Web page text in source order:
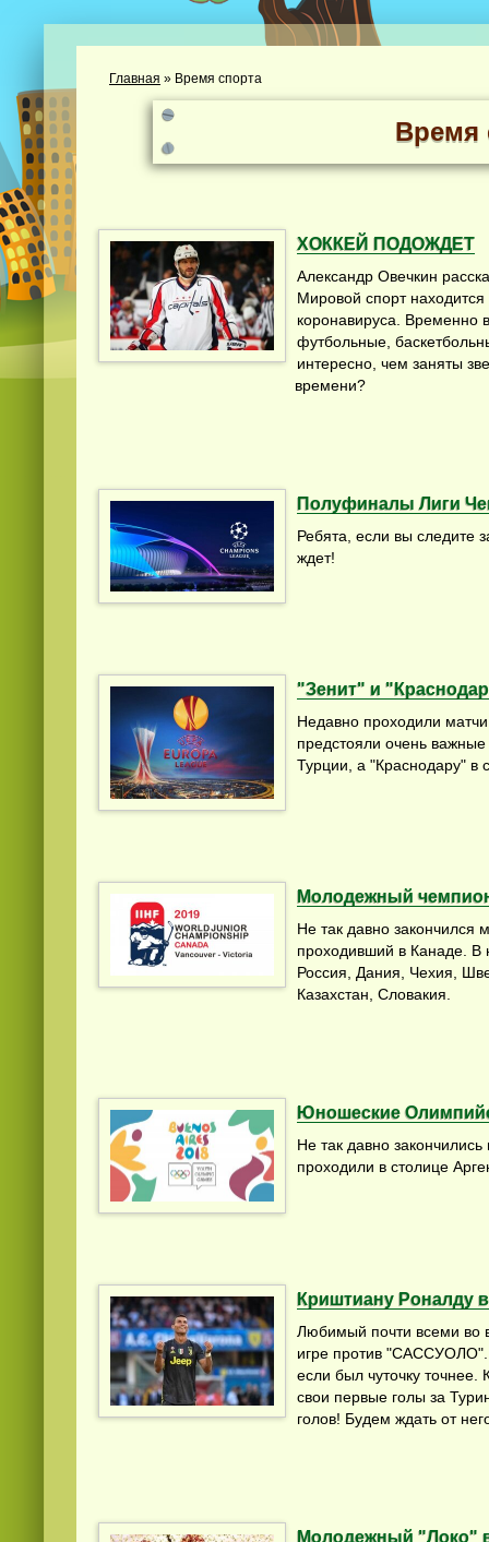
Главная » Время спорта
Время
ХОККЕЙ ПОДОЖДЕТ
Александр Овечкин
Мировой спорт
коронавируса. Временно
футбольные,
интересно, чем заняты
времени?
Полуфиналы Лиги
Ребята, если вы следите
ждет!
"Зенит" и
Недавно проходили
предстояли очень
Турции, а "Краснодару" в
Молодежный
Не так давно
проходивший в Канаде. В
Россия, Дания, Чехия,
Казахстан, Словакия.
Юношеские
Не так давно
проходили в столице
Криштиану Роналду
Любимый почти всеми во
игре против "САССУОЛО".
если был чуточку точнее.
свои первые голы за
голов! Будем ждать от
Молодежный "Локо"
онлайн